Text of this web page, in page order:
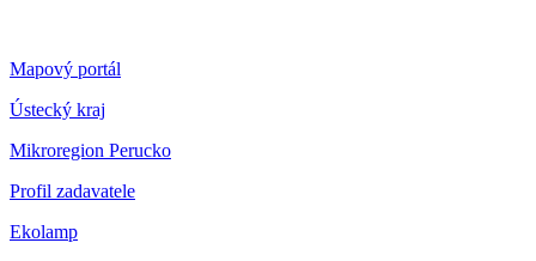
Mapový portál
Ústecký kraj
Mikroregion Perucko
Profil zadavatele
Ekolamp